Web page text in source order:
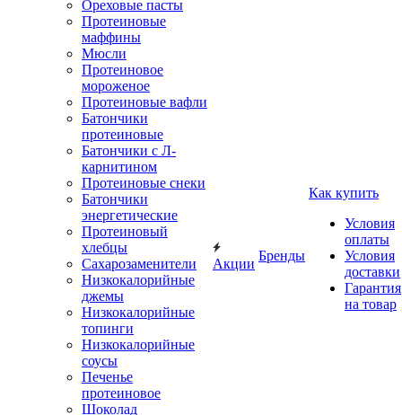
Ореховые пасты
Протеиновые
маффины
Мюсли
Протеиновое
мороженое
Протеиновые вафли
Батончики
протеиновые
Батончики с Л-
карнитином
Протеиновые снеки
Батончики
энергетические
Протеиновый
хлебцы
Сахарозаменители
Низкокалорийные
джемы
Низкокалорийные
топинги
Низкокалорийные
соусы
Печенье
протеиновое
Шоколад
Акции
Бренды
Как купить
Условия
оплаты
Условия
доставки
Гарантия
на товар